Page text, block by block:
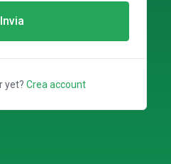
Invia
yet? Crea account